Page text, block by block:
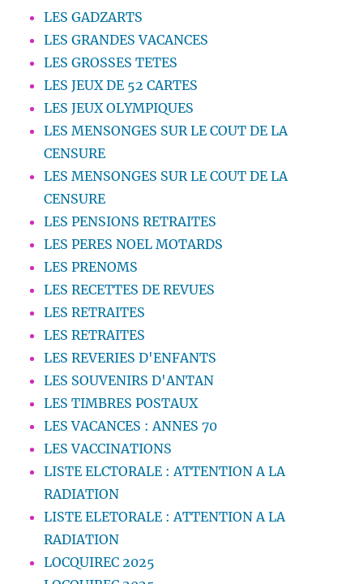
LES GADZARTS
LES GRANDES VACANCES
LES GROSSES TETES
LES JEUX DE 52 CARTES
LES JEUX OLYMPIQUES
LES MENSONGES SUR LE COUT DE LA
CENSURE
LES MENSONGES SUR LE COUT DE LA
CENSURE
LES PENSIONS RETRAITES
LES PERES NOEL MOTARDS
LES PRENOMS
LES RECETTES DE REVUES
LES RETRAITES
LES RETRAITES
LES REVERIES D'ENFANTS
LES SOUVENIRS D'ANTAN
LES TIMBRES POSTAUX
LES VACANCES : ANNES 70
LES VACCINATIONS
LISTE ELCTORALE : ATTENTION A LA
RADIATION
LISTE ELETORALE : ATTENTION A LA
RADIATION
LOCQUIREC 2025